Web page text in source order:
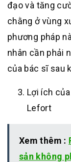
đạo và tăng
chằng ở vùng
phương pháp
nhân cần phải
của bác sĩ sau
Lợi ích
Lefort
Xem thêm :
sản không